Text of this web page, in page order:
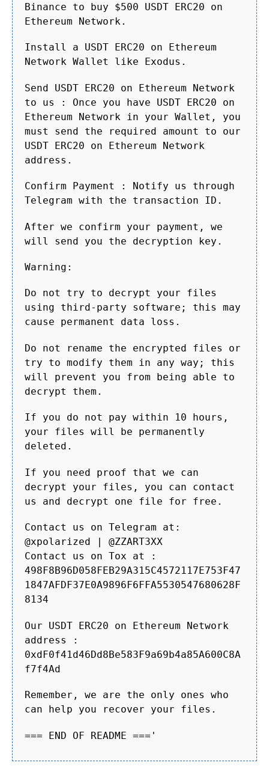
Binance to buy $500 USDT ERC20 on
Ethereum Network.
Install a USDT ERC20 on Ethereum
Network Wallet like Exodus.
Send USDT ERC20 on Ethereum Network
to us : Once you have USDT ERC20 on
Ethereum Network in your Wallet, you
must send the required amount to our
USDT ERC20 on Ethereum Network
address.
Confirm Payment : Notify us through
Telegram with the transaction ID.
After we confirm your payment, we
will send you the decryption key.
Warning:
Do not try to decrypt your files
using third-party software; this may
cause permanent data loss.
Do not rename the encrypted files or
try to modify them in any way; this
will prevent you from being able to
decrypt them.
If you do not pay within 10 hours,
your files will be permanently
deleted.
If you need proof that we can
decrypt your files, you can contact
us and decrypt one file for free.
Contact us on Telegram at:
@xpolarized | @ZZART3XX
Contact us on Tox at :
498F8B96D058FEB29A315C4572117E753F47
1847AFDF37E0A9896F6FFA5530547680628F
8134
Our USDT ERC20 on Ethereum Network
address :
0xdF0f41d46Dd8Be583F9a69b4a85A600C8A
f7f4Ad
Remember, we are the only ones who
can help you recover your files.
=== END OF README ==='